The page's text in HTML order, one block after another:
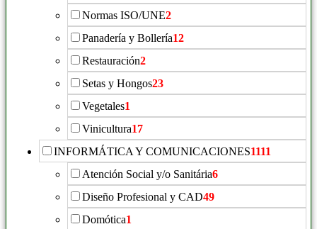
Normas ISO/UNE2
Panadería y Bollería12
Restauración2
Setas y Hongos23
Vegetales1
Vinicultura17
INFORMÁTICA Y COMUNICACIONES1111
Atención Social y/o Sanitária6
Diseño Profesional y CAD49
Domótica1